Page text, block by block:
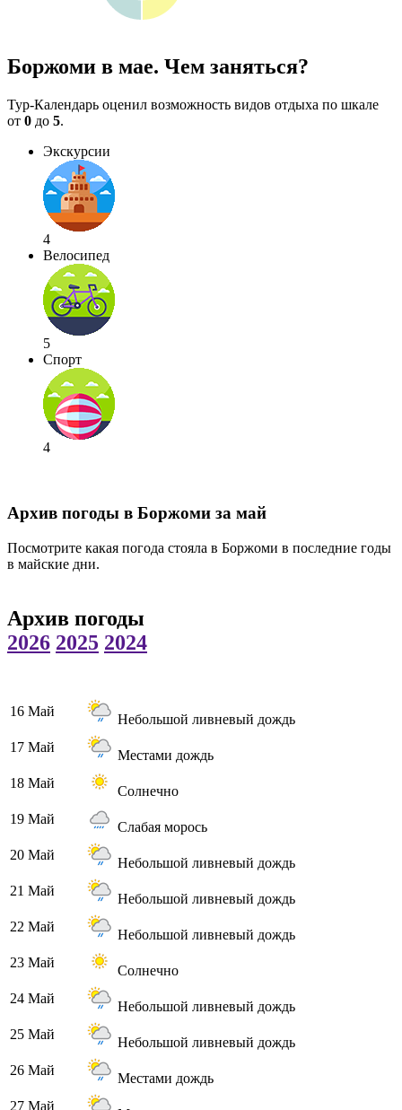
Боржоми в мае. Чем заняться?
Тур-Календарь оценил возможность видов отдыха по шкале
от 0 до 5.
Экскурсии
4
Велосипед
5
Спорт
4
Архив погоды в Боржоми за май
Посмотрите какая погода стояла в Боржоми в последние годы
в майские дни.
Архив погоды
2026 2025 2024
16 Май
Небольшой ливневый дождь
17 Май
Местами дождь
18 Май
Солнечно
19 Май
Слабая морось
20 Май
Небольшой ливневый дождь
21 Май
Небольшой ливневый дождь
22 Май
Небольшой ливневый дождь
23 Май
Солнечно
24 Май
Небольшой ливневый дождь
25 Май
Небольшой ливневый дождь
26 Май
Местами дождь
27 Май